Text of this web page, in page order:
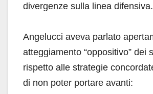
divergenze sulla linea difensiva.
Angelucci aveva parlato
atteggiamento “oppositivo” dei
rispetto alle strategie
di non poter portare avanti: